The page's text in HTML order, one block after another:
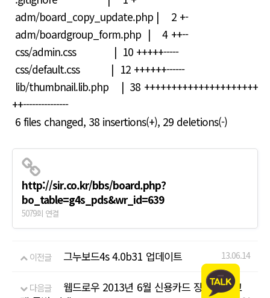
adm/board_copy_update.php | 2 +-
adm/boardgroup_form.php | 4 ++--
css/admin.css | 10 +++++-----
css/default.css | 12 ++++++------
lib/thumbnail.lib.php | 38 +++++++++++++++++++++
++---------------
6 files changed, 38 insertions(+), 29 deletions(-)
http://sir.co.kr/bbs/board.php?
bo_table=g4s_pds&wr_id=639
5079회 연결
이전글 그누보드4s 4.0b31 업데이트 13.06.14
다음글
웹드로우 2013년 6월 신용카드 장기할부 고